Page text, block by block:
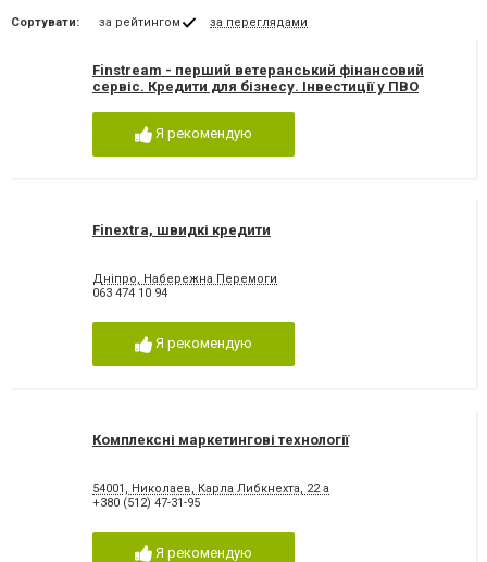
Сортувати: за рейтингом за переглядами
Finstream - перший ветеранський фінансовий
сервіс. Кредити для бізнесу. Інвестиції у ПВО
Я рекомендую
Finextra, швидкі кредити
Дніпро, Набережна Перемоги
063 474 10 94
Я рекомендую
Комплексні маркетингові технології
54001, Николаев, Карла Либкнехта, 22 а
+380 (512) 47-31-95
Я рекомендую